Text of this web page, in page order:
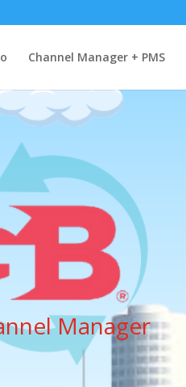
Channel Manager + PMS
Manager